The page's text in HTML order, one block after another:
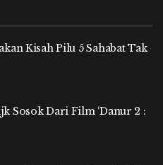
Kisah Pilu 5 Sahabat Tak
Sosok Dari Film ‘Danur 2 :